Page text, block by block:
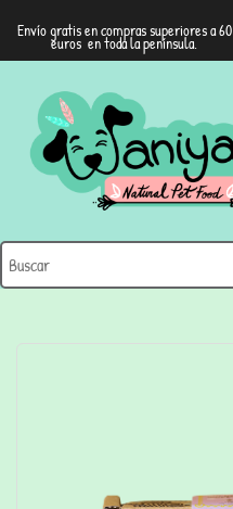
Envío gratis en compras superiores a 60
euros en toda la península.